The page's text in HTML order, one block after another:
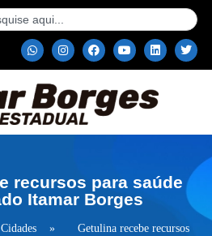
recursos para saúde
Itamar Borges
Cidades »
Getulina recebe recursos